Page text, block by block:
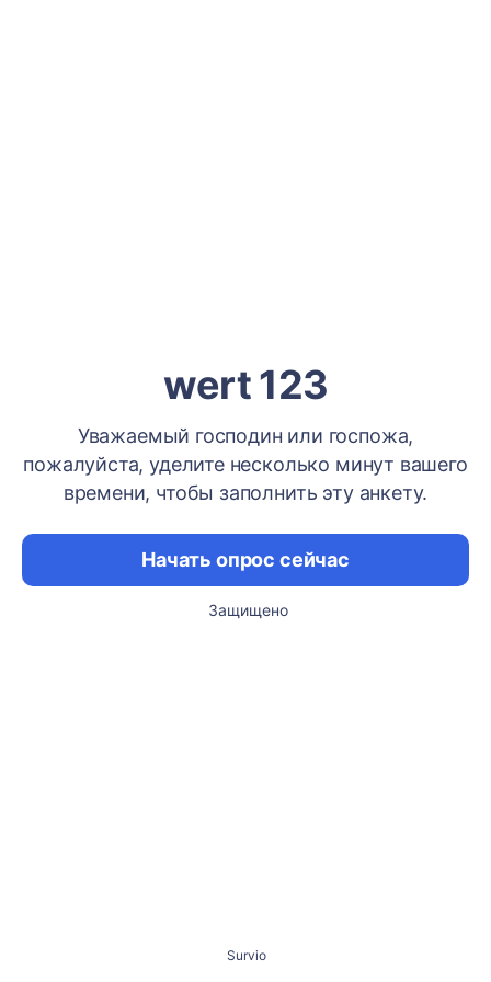
wert 123
Уважаемый господин или госпожа,
пожалуйста, уделите несколько минут вашего
времени, чтобы заполнить эту анкету.
Начать опрос сейчас
Защищено
Survio